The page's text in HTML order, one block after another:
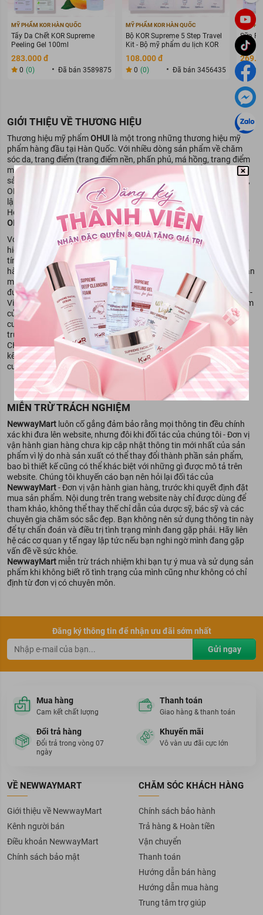
MỸ PHẨM KOR HÀN QUỐC
Tẩy Da Chết KOR Supreme
Peeling Gel 100ml
283.000 đ
0 (0) Đã bán 3589875
MỸ PHẨM KOR HÀN QUỐC
Bộ KOR Supreme 5 Step Travel
Kit - Bộ mỹ phẩm du lịch KOR
108.000 đ
0 (0) Đã bán 3456435
MỸ
Sữa
Deep
0 (0)
GIỚI THIỆU VỀ THƯƠNG HIỆU
Thương hiệu mỹ phẩmOHUI là một trong những thương hiệu mỹ
phẩm hàng đầu tại Hàn Quốc. Với nhiều dòng sản phẩm về chăm
sóc da, trang điểm (trang điểm nền, phấn phủ, má hồng, trang điểm
mắt và môi), chống nắng, làm sạch & chăm sóc cơ thể. Ngoài các
sản phẩm dành cho phái nữ rất được ưa chuộng bởi chị em phụ nữ,
OHUI cũng có các sản phẩm dành cho phái nam. OHUI được thành
lập bởi tập đoàn LG và trực thuộc sự quản lý của LG Household &
Heath Care. Với các sản phẩm chăm sóc, dưỡng da và trang điểm,
OHUI
đã có mặt tại nhiều quốc gia trên toàn thế giới.
Với 50 năm kinh nghiệm trong lĩnh vực sản xuất mỹ phẩm, thương
hiệu
đã chinh phục được cả những khách hàng có làn da ''khó
tính" nhất. Thương hiệu này luôn đặt chất lượng của sản phẩm lên
hàng đầu và không ngừng nâng cao công nghệ tiên tiến, thành phần
mỹ phẩm đặc biệt với đẳng cấp thế giới. Dòng mỹ phẩm của hãng
được nghiên cứu và kiểm định nghiêm ngặt từ Viện tế bào gốc CHA -
Viện nghiên cứu mỹ phẩm uy tín hàng đầu Hàn Quốc. Các sản phẩm
của OHUI
hướng tới việc nuôi dưỡng làn da trắng sáng, rạng ngời,
cung cấp ẩm và chống lại sự hiệu lão hóa của da tuổi tác và môi
trường. 100% các thành phần có trong mỹ phẩm Ohui được viện
CHA chứng nhận là hoàn toàn an toàn, không gây kích ứng cho da
kể cả với làn da nhạy cảm. Ohui đã góp sức rất nhiều trong công
cuộc " giữ gìn sắc xuân" của phái đẹp.
MIỄN TRỪ TRÁCH NGHIỆM
NewwayMart luôn cố gắng đảm bảo rằng mọi thông tin đều chính
xác khi đưa lên website, nhưng đôi khi đối tác của chúng tôi - Đơn vị
vận hành gian hàng chưa kịp cập nhật thông tin mới nhất của sản
phẩm vì lý do nhà sản xuất có thể thay đổi thành phần sản phẩm,
bao bì thiết kế cũng có thể khác biệt với những gì được mô tả trên
website. Chúng tôi khuyến cáo bạn nên hỏi lại đối tác của
NewwayMart- Đơn vị vận hành gian hàng, trước khi quyết định đặt
mua sản phẩm. Nội dung trên trang website này chỉ được dùng để
tham khảo, không thể thay thế chỉ dẫn của dược sỹ, bác sỹ và các
chuyên gia chăm sóc sắc đẹp. Bạn không nên sử dụng thông tin này
để tự chẩn đoán và điều trị tình trạng mình đang gặp phải. Hãy liên
hệ các cơ quan y tế ngay lập tức nếu bạn nghi ngờ mình đang gặp
vấn đề về sức khỏe.
NewwayMart miễn trừ trách nhiệm khi bạn tự ý mua và sử dụng sản
phẩm khi không biết rõ tình trạng của mình cũng như không có chỉ
định từ đơn vị có chuyên môn.
Đăng ký thông tin để nhận ưu đãi sớm nhất
Gửi ngay
Mua hàng
Cam kết chất lượng
Thanh toán
Giao hàng & thanh toán
Đổi trả hàng
Đổi trả trong vòng 07
ngày
Khuyến mãi
Vô vàn ưu đãi cực lớn
VỀ NEWWAYMART
Giới thiệu về NewwayMart
Kênh người bán
Điều khoản NewwayMart
Chính sách bảo mật
CHĂM SÓC KHÁCH HÀNG
Chính sách bảo hành
Trả hàng & Hoàn tiền
Vận chuyển
Thanh toán
Hướng dẫn bán hàng
Hướng dẫn mua hàng
Trung tâm trợ giúp